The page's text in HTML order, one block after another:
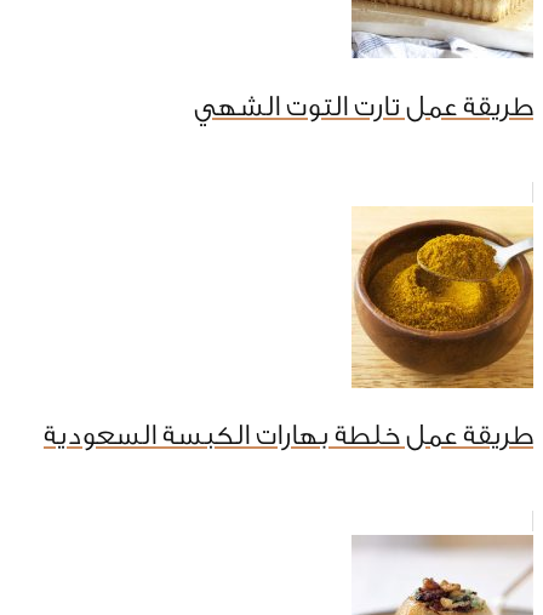
طريقة عمل تارت التوت الشهي
طريقة عمل خلطة بهارات الكبسة السعودية